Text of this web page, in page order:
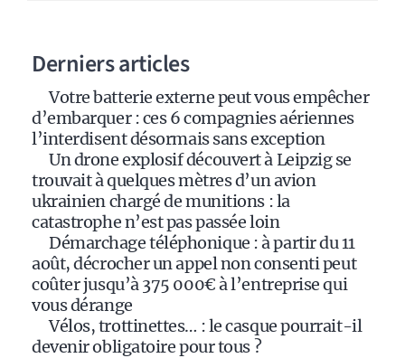
Derniers articles
Votre batterie externe peut vous empêcher
d’embarquer : ces 6 compagnies aériennes
l’interdisent désormais sans exception
Un drone explosif découvert à Leipzig se
trouvait à quelques mètres d’un avion
ukrainien chargé de munitions : la
catastrophe n’est pas passée loin
Démarchage téléphonique : à partir du 11
août, décrocher un appel non consenti peut
coûter jusqu’à 375 000€ à l’entreprise qui
vous dérange
Vélos, trottinettes… : le casque pourrait-il
devenir obligatoire pour tous ?